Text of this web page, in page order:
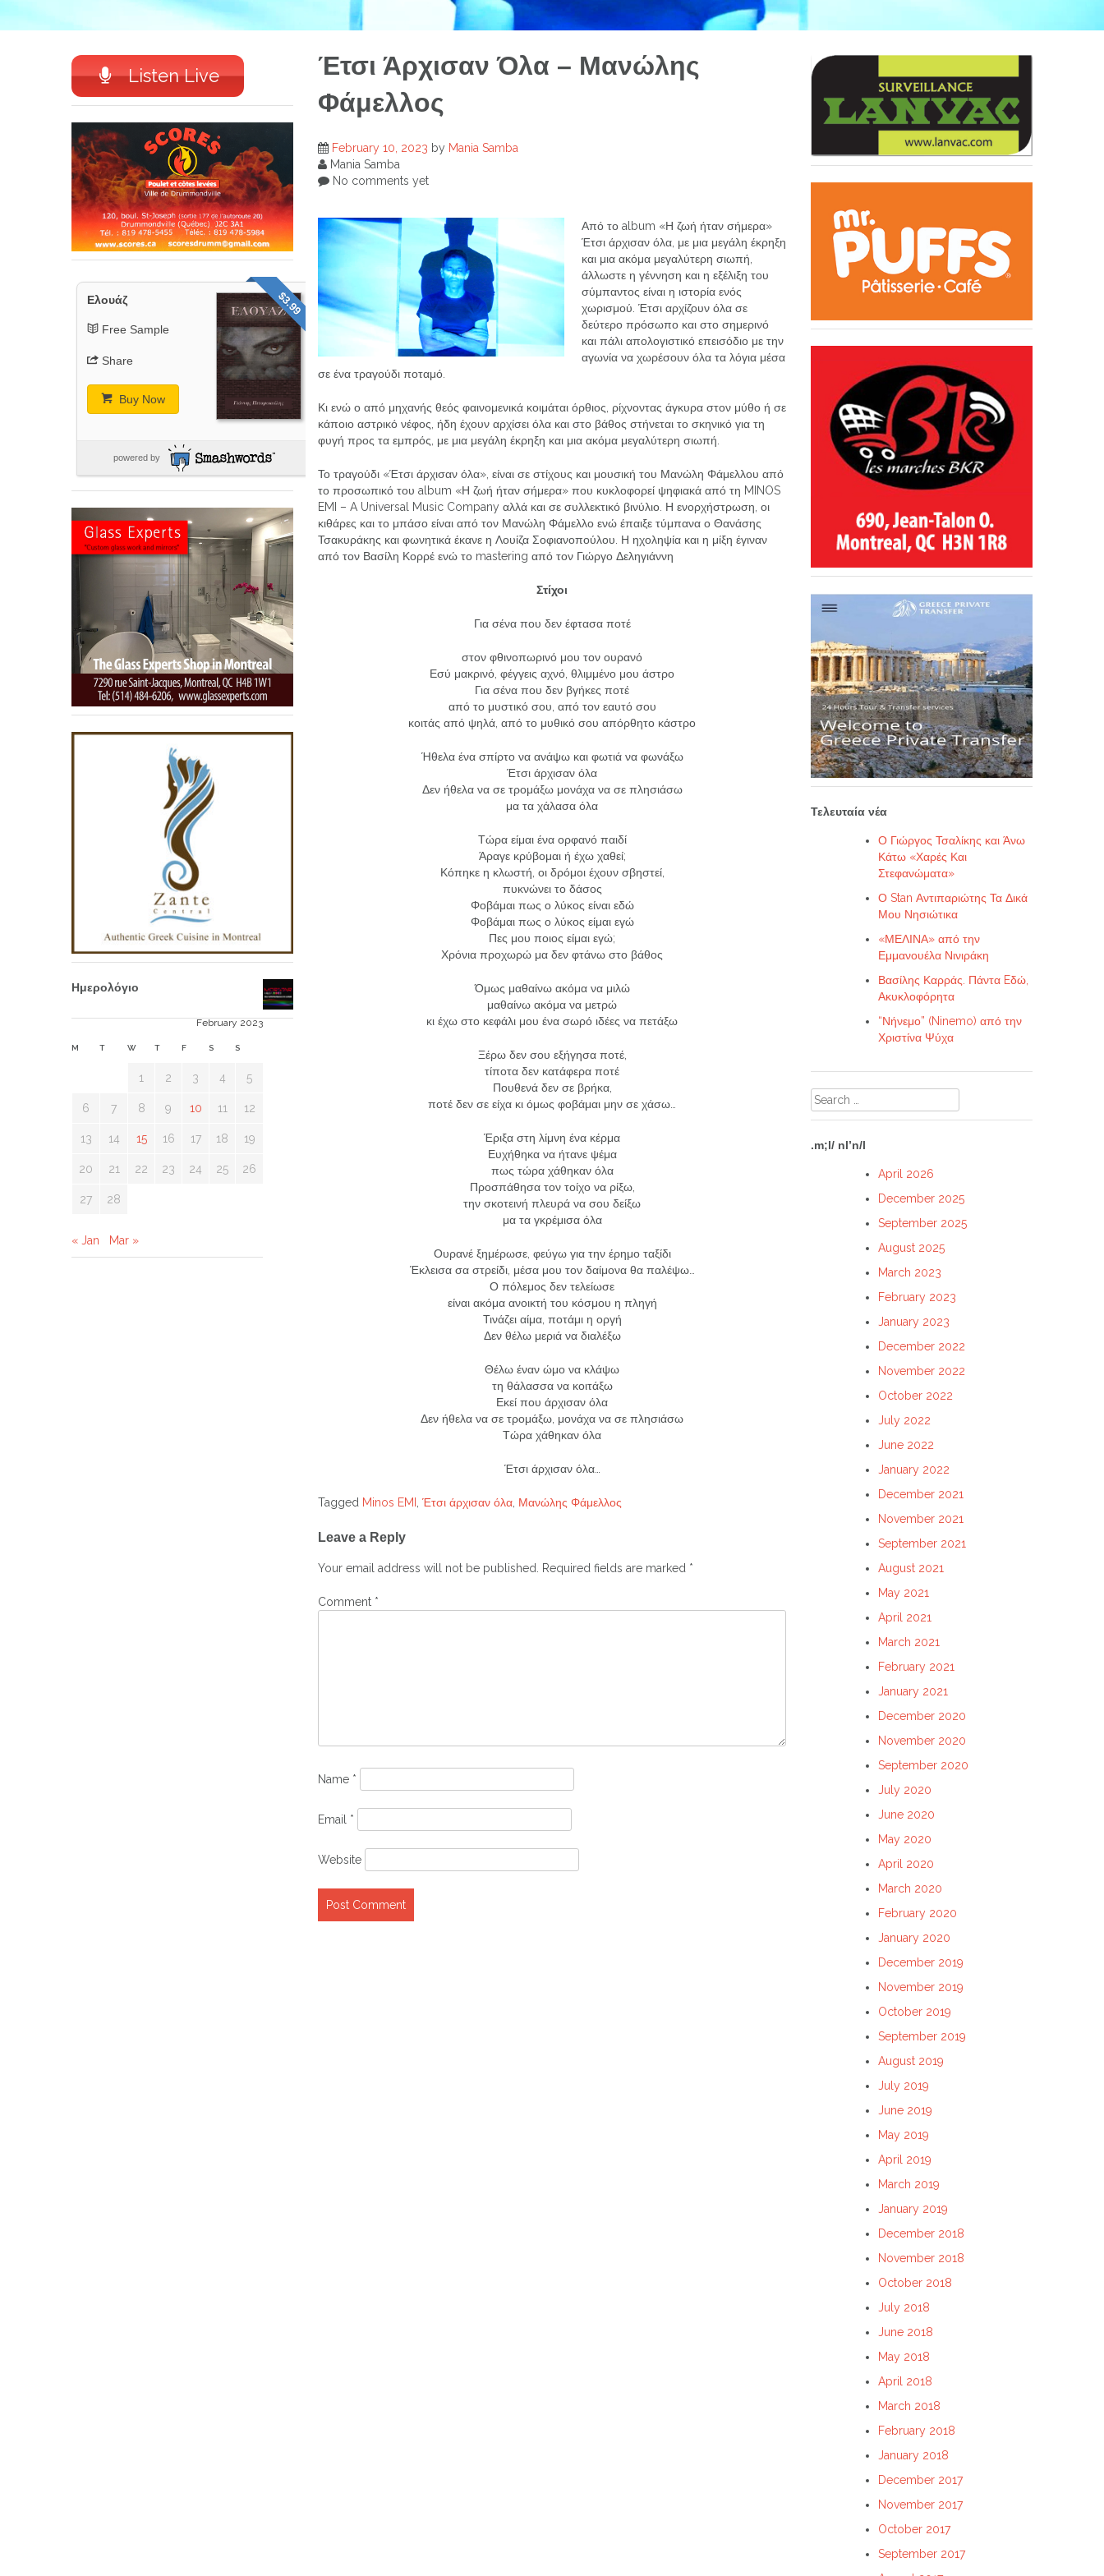
Listen Live
$3.99
Ελουάζ
Free Sample
Share
Buy Now
powered by
Ημερολόγιο
February 2023
M T W T F S S
1 2 3 4 5
6 7 8 9 10 11 12
13 14 15 16 17 18 19
20 21 22 23 24 25 26
27 28
« Jan Mar »
Έτσι Άρχισαν Όλα – Μανώλης
Φάμελλος
February 10, 2023 by Mania Samba
Mania Samba
No comments yet
Από το album «Η ζωή ήταν σήμερα»
Έτσι άρχισαν όλα, με μια μεγάλη έκρηξη
και μια ακόμα μεγαλύτερη σιωπή,
άλλωστε η γέννηση και η εξέλιξη του
σύμπαντος είναι η ιστορία ενός
χωρισμού. Έτσι αρχίζουν όλα σε
δεύτερο πρόσωπο και στο σημερινό
και πάλι απολογιστικό επεισόδιο με την
αγωνία να χωρέσουν όλα τα λόγια μέσα
σε ένα τραγούδι ποταμό.
Κι ενώ ο από μηχανής θεός φαινομενικά κοιμάται όρθιος, ρίχνοντας άγκυρα στον μύθο ή σε
κάποιο αστρικό νέφος, ήδη έχουν αρχίσει όλα και στο βάθος στήνεται το σκηνικό για τη
φυγή προς τα εμπρός, με μια μεγάλη έκρηξη και μια ακόμα μεγαλύτερη σιωπή.
Το τραγούδι «Έτσι άρχισαν όλα», είναι σε στίχους και μουσική του Μανώλη Φάμελλου από
το προσωπικό του album «Η ζωή ήταν σήμερα» που κυκλοφορεί ψηφιακά από τη MINOS
EMI – A Universal Music Company αλλά και σε συλλεκτικό βινύλιο. Η ενορχήστρωση, οι
κιθάρες και το μπάσο είναι από τον Μανώλη Φάμελλο ενώ έπαιξε τύμπανα ο Θανάσης
Τσακυράκης και φωνητικά έκανε η Λουίζα Σοφιανοπούλου. Η ηχοληψία και η μίξη έγιναν
από τον Βασίλη Κορρέ ενώ το mastering από τον Γιώργο Δεληγιάννη
Στίχοι
Για σένα που δεν έφτασα ποτέ
στον φθινοπωρινό μου τον ουρανό
Εσύ μακρινό, φέγγεις αχνό, θλιμμένο μου άστρο
Για σένα που δεν βγήκες ποτέ
από το μυστικό σου, από τον εαυτό σου
κοιτάς από ψηλά, από το μυθικό σου απόρθητο κάστρο
Ήθελα ένα σπίρτο να ανάψω και φωτιά να φωνάξω
Έτσι άρχισαν όλα
Δεν ήθελα να σε τρομάξω μονάχα να σε πλησιάσω
μα τα χάλασα όλα
Τώρα είμαι ένα ορφανό παιδί
Άραγε κρύβομαι ή έχω χαθεί;
Κόπηκε η κλωστή, οι δρόμοι έχουν σβηστεί,
πυκνώνει το δάσος
Φοβάμαι πως ο λύκος είναι εδώ
Φοβάμαι πως ο λύκος είμαι εγώ
Πες μου ποιος είμαι εγώ;
Χρόνια προχωρώ μα δεν φτάνω στο βάθος
Όμως μαθαίνω ακόμα να μιλώ
μαθαίνω ακόμα να μετρώ
κι έχω στο κεφάλι μου ένα σωρό ιδέες να πετάξω
Ξέρω δεν σου εξήγησα ποτέ,
τίποτα δεν κατάφερα ποτέ
Πουθενά δεν σε βρήκα,
ποτέ δεν σε είχα κι όμως φοβάμαι μην σε χάσω…
Έριξα στη λίμνη ένα κέρμα
Ευχήθηκα να ήτανε ψέμα
πως τώρα χάθηκαν όλα
Προσπάθησα τον τοίχο να ρίξω,
την σκοτεινή πλευρά να σου δείξω
μα τα γκρέμισα όλα
Ουρανέ ξημέρωσε, φεύγω για την έρημο ταξίδι
Έκλεισα σα στρείδι, μέσα μου τον δαίμονα θα παλέψω…
Ο πόλεμος δεν τελείωσε
είναι ακόμα ανοικτή του κόσμου η πληγή
Τινάζει αίμα, ποτάμι η οργή
Δεν θέλω μεριά να διαλέξω
Θέλω έναν ώμο να κλάψω
τη θάλασσα να κοιτάξω
Εκεί που άρχισαν όλα
Δεν ήθελα να σε τρομάξω, μονάχα να σε πλησιάσω
Τώρα χάθηκαν όλα
Έτσι άρχισαν όλα…
Tagged Minos EMI Έτσι άρχισαν όλα Μανώλης Φάμελλος
navigation
Leave a Reply
Your email address will not be published. Required fields are marked *
Comment *
Name *
Email *
Website
Τελευταία νέα
Ο Γιώργος Τσαλίκης και Άνω
Κάτω «Χαρές Και
Στεφανώματα»
Ο Stan Αντιπαριώτης Τα Δικά
Μου Νησιώτικα
«ΜΕΛΙΝΑ» από την
Εμμανουέλα Νινιράκη
Βασίλης Καρράς. Πάντα Eδώ,
Ακυκλοφόρητα
“Νήνεμο” (Ninemo) από την
Χριστίνα Ψύχα
Search
for:
.m;l/ nl’n/l
April 2026
December 2025
September 2025
August 2025
March 2023
February 2023
January 2023
December 2022
November 2022
October 2022
July 2022
June 2022
January 2022
December 2021
November 2021
September 2021
August 2021
May 2021
April 2021
March 2021
February 2021
January 2021
December 2020
November 2020
September 2020
July 2020
June 2020
May 2020
April 2020
March 2020
February 2020
January 2020
December 2019
November 2019
October 2019
September 2019
August 2019
July 2019
June 2019
May 2019
April 2019
March 2019
January 2019
December 2018
November 2018
October 2018
July 2018
June 2018
May 2018
April 2018
March 2018
February 2018
January 2018
December 2017
November 2017
October 2017
September 2017